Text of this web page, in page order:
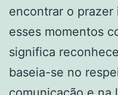
encontrar o
esses momentos
significa
baseia-se no